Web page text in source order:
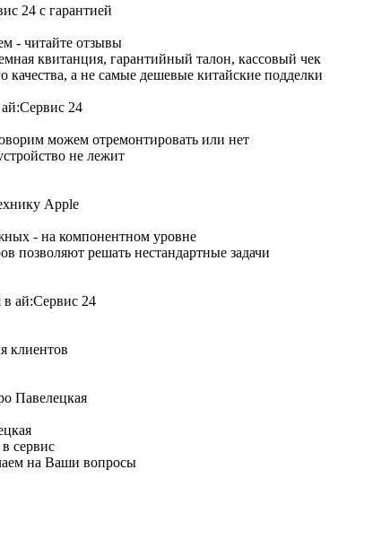
- читайте отзывы
квитанция, гарантийный талон, кассовый чек
качества, а не самые дешевые китайские подделки
можем отремонтировать или нет
не лежит
- на компонентном уровне
позволяют решать нестандартные задачи
клиентов
сервис
на Ваши вопросы